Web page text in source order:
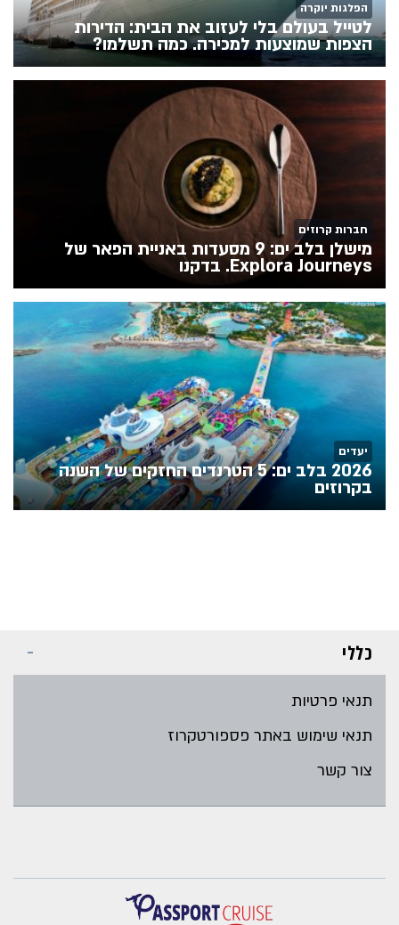
הפלגות יוקרה
לטייל בעולם בלי לעזוב את הבית: הדירות
הצפות שמוצעות למכירה. כמה תשלמו?
חברות קרוזים
מישלן בלב ים: 9 מסעדות באניית הפאר של
Explora Journeys. בדקנו
יעדים
2026 בלב ים: 5 הטרנדים החזקים של השנה
בקרוזים
כללי
תנאי פרטיות
תנאי שימוש באתר פספורטקרוז
צור קשר